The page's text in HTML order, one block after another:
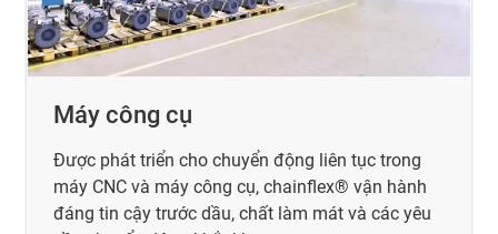
Máy công cụ
Được phát triển cho chuyển động liên tục trong
máy CNC và máy công cụ, chainflex® vận hành
đáng tin cậy trước dầu, chất làm mát và các yêu